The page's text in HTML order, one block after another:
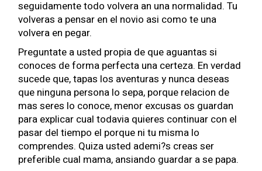
seguidamente todo volvera an una normalidad. Tu
volveras a pensar en el novio asi­ como te una
volvera en pegar.
Preguntate a usted propia de que aguantas si
conoces de forma perfecta una certeza. En verdad
sucede que, tapas los aventuras y nunca deseas
que ninguna persona lo sepa, porque relacion de
mas seres lo conoce, menor excusas os guardan
para explicar cual todavia quieres continuar con el
pasar del tiempo el porque ni tu misma lo
comprendes. Quiza usted ademi?s creas ser
preferible cual mama, ansiando guardar a se papa.